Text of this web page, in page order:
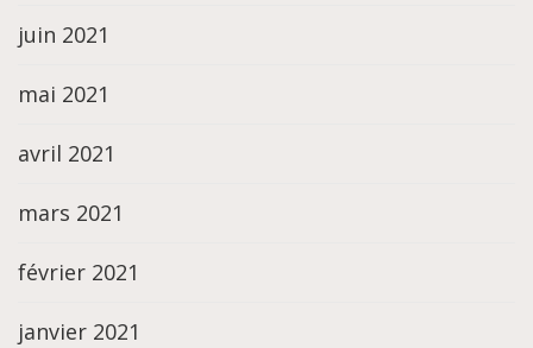
juin 2021
mai 2021
avril 2021
mars 2021
février 2021
janvier 2021